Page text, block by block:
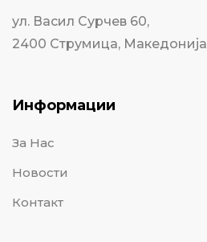
ул. Васил Сурчев 60,
2400 Струмица, Македонија
Информации
За Нас
Новости
Контакт